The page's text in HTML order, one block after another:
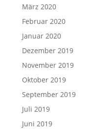
März 2020
Februar 2020
Januar 2020
Dezember 2019
November 2019
Oktober 2019
September 2019
Juli 2019
Juni 2019